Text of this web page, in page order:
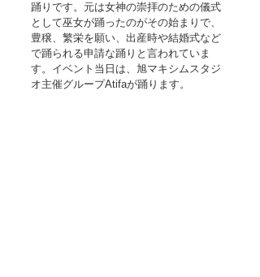
踊りです。元は女神の崇拝のための儀式
として巫女が踊ったのがその始まりで、
豊穣、繁栄を願い、出産時や結婚式など
で踊られる申請な踊りと言われていま
す。イベント当日は、旭マキシムスタジ
オ主催グループAtifaが踊ります。